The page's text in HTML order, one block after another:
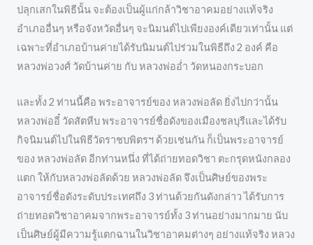
ปลุกเสกในพิธีนั้น จะต้องเป็นผู้แก่กล้าวิชาอาคมอย่างแท้จริง
อำเภออื่นๆ หรือจังหวัดอื่นๆ จะนิมนต์ไปเพียงองค์เดียวเท่านั้น แต่
เฉพาะที่อำเภอบ้านค่ายได้รับนิมนต์ไปร่วมในพิธีถึง 2 องค์ คือ
หลวงพ่อวงศ์ วัดบ้านค่าย กับ หลวงพ่ออ่ำ วัดหนองกระบอก
และทั้ง 2 ท่านนี้คือ พระอาจารย์ของ หลวงพ่อลัด ยิ่งไปกว่านั้น
หลวงพ่ออี๋ วัดสัตหีบ พระอาจารย์ชื่อดังของเมืองชลบุรีและได้รับ
กิจนิมนต์ไปในพิธีวัดราชบพิตรฯ ด้วยเช่นกัน ก็เป็นพระอาจารย์
ของ หลวงพ่อลัด อีกท่านหนึ่ง ที่ได้ถ่ายทอดวิชา ตะกรุดหนังกลอง
แตก ให้กับหลวงพ่อลัดด้วย หลวงพ่อลัด จึงเป็นศิษย์ของพระ
อาจารย์ชื่อดังระดับประเทศถึง 3 ท่านด้วยกันดังกล่าว ได้รับการ
ถ่ายทอดวิชาอาคมจากพระอาจารย์ทั้ง 3 ท่านอย่างมากมาย นับ
เป็นศิษย์ผู้มีความรู้แตกฉานในวิชาอาคมต่างๆ อย่างแท้จริง หลวง